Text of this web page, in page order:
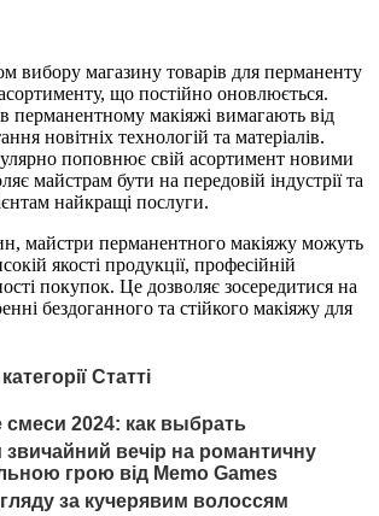
вибору магазину товарів для перманенту
що постійно оновлюється.
в перманентному макіяжі вимагають від
новітніх технологій та матеріалів.
поповнює свій асортимент новими
майстрам бути на передовій індустрії та
найкращі послуги.
майстри перманентного макіяжу можуть
якості продукції, професійній
покупок. Це дозволяє зосередитися на
бездоганного та стійкого макіяжу для
Статті
смеси 2024: как выбрать
вечір на романтичну
грою від Memo Games
за кучерявим волоссям